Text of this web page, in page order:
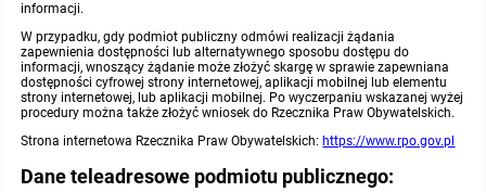
Gminna Komisja Rozwiązywania Problemów Alkoholowych
Skargi, wnioski i petycje
Wybory Ławników 2024r.
informacji.
W przypadku, gdy podmiot publiczny odmówi realizacji żądania
zapewnienia dostępności lub alternatywnego sposobu dostępu do
informacji, wnoszący żądanie może złożyć skargę w sprawie zapewniana
dostępności cyfrowej strony internetowej, aplikacji mobilnej lub elementu
strony internetowej, lub aplikacji mobilnej. Po wyczerpaniu wskazanej wyżej
procedury można także złożyć wniosek do Rzecznika Praw Obywatelskich.
Strona internetowa Rzecznika Praw Obywatelskich: https://www.rpo.gov.pl
Dane teleadresowe podmiotu publicznego: